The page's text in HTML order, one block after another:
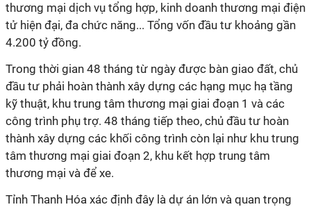
thương mại dịch vụ tổng hợp, kinh doanh thương mại điện
tử hiện đại, đa chức năng... Tổng vốn đầu tư khoảng gần
4.200 tỷ đồng.
Trong thời gian 48 tháng từ ngày được bàn giao đất, chủ
đầu tư phải hoàn thành xây dựng các hạng mục hạ tầng
kỹ thuật, khu trung tâm thương mại giai đoạn 1 và các
công trình phụ trợ. 48 tháng tiếp theo, chủ đầu tư hoàn
thành xây dựng các khối công trình còn lại như khu trung
tâm thương mại giai đoạn 2, khu kết hợp trung tâm
thương mại và để xe.
Tỉnh Thanh Hóa xác định đây là dự án lớn và quan trọng